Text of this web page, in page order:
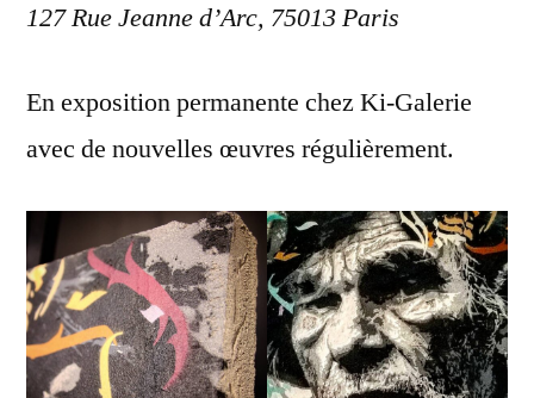
127 Rue Jeanne d’Arc, 75013 Paris
En exposition permanente chez Ki-Galerie
avec de nouvelles œuvres régulièrement.